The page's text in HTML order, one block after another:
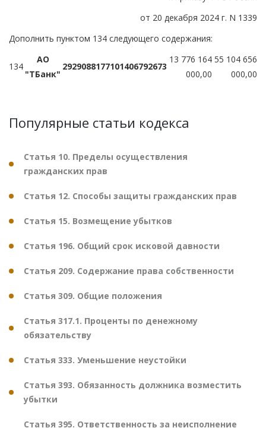
от 20 декабря 2024 г. N 1339
Дополнить пунктом 134 следующего содержания:
134
АО
"ТБанк"
2929088177101406792673
13 776 164
000,00
55 104 656
000,00
Популярные статьи кодекса
Статья 10. Пределы осуществления
гражданских прав
Статья 12. Способы защиты гражданских прав
Статья 15. Возмещение убытков
Статья 196. Общий срок исковой давности
Статья 209. Содержание права собственности
Статья 309. Общие положения
Статья 317.1. Проценты по денежному
обязательству
Статья 333. Уменьшение неустойки
Статья 393. Обязанность должника возместить
убытки
Статья 395. Ответственность за неисполнение